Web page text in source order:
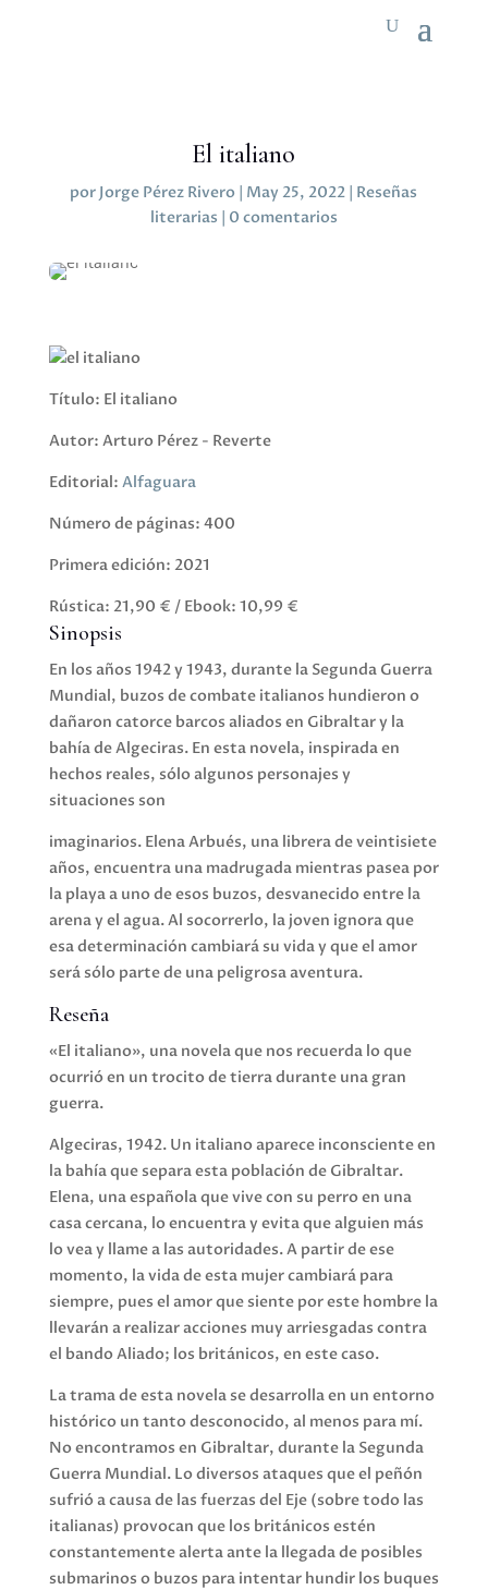
El italiano
por Jorge Pérez Rivero | May 25, 2022 | Reseñas
literarias | 0 comentarios
Título: El italiano
Autor: Arturo Pérez - Reverte
Editorial: Alfaguara
Número de páginas: 400
Primera edición: 2021
Rústica: 21,90 € / Ebook: 10,99 €
Sinopsis
En los años 1942 y 1943, durante la Segunda Guerra
Mundial, buzos de combate italianos hundieron o
dañaron catorce barcos aliados en Gibraltar y la
bahía de Algeciras. En esta novela, inspirada en
hechos reales, sólo algunos personajes y
situaciones son
imaginarios. Elena Arbués, una librera de veintisiete
años, encuentra una madrugada mientras pasea por
la playa a uno de esos buzos, desvanecido entre la
arena y el agua. Al socorrerlo, la joven ignora que
esa determinación cambiará su vida y que el amor
será sólo parte de una peligrosa aventura.
Reseña
«El italiano», una novela que nos recuerda lo que
ocurrió en un trocito de tierra durante una gran
guerra.
Algeciras, 1942. Un italiano aparece inconsciente en
la bahía que separa esta población de Gibraltar.
Elena, una española que vive con su perro en una
casa cercana, lo encuentra y evita que alguien más
lo vea y llame a las autoridades. A partir de ese
momento, la vida de esta mujer cambiará para
siempre, pues el amor que siente por este hombre la
llevarán a realizar acciones muy arriesgadas contra
el bando Aliado; los británicos, en este caso.
La trama de esta novela se desarrolla en un entorno
histórico un tanto desconocido, al menos para mí.
No encontramos en Gibraltar, durante la Segunda
Guerra Mundial. Lo diversos ataques que el peñón
sufrió a causa de las fuerzas del Eje (sobre todo las
italianas) provocan que los británicos estén
constantemente alerta ante la llegada de posibles
submarinos o buzos para intentar hundir los buques